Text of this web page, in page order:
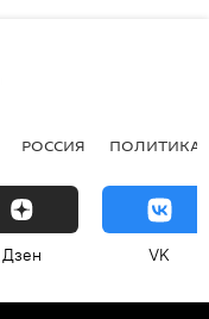
РОССИЯ ПОЛИТИКА
Дзен VK